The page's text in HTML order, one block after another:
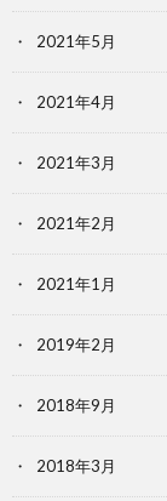
2021年5月
2021年4月
2021年3月
2021年2月
2021年1月
2019年2月
2018年9月
2018年3月